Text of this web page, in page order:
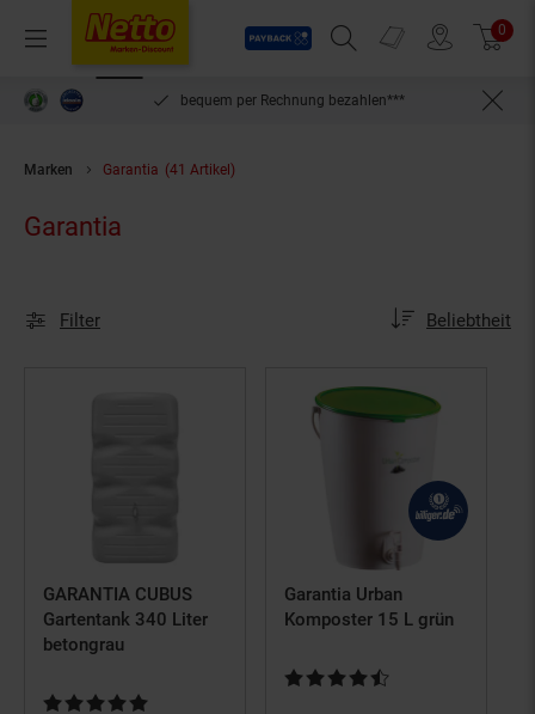
Menü
Payback
Suchfeld einblenden
Prospekte 0
bequem per Rechnung bezahlen***
Marken Garantia (41 Artikel)
Garantia
Filter Sortierung:
Beliebtheit
GARANTIA CUBUS
Gartentank 340 Liter
betongrau
Kundenbewertung: 5 von 5 Sternen
Garantia Urban
Komposter 15 L grün
Kundenbewertung: 4,5 von 5